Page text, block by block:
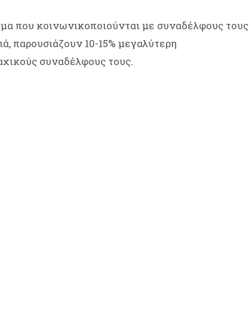
που κοινωνικοποιούνται με συναδέλφους τους
παρουσιάζουν 10-15% μεγαλύτερη
συναδέλφους τους.